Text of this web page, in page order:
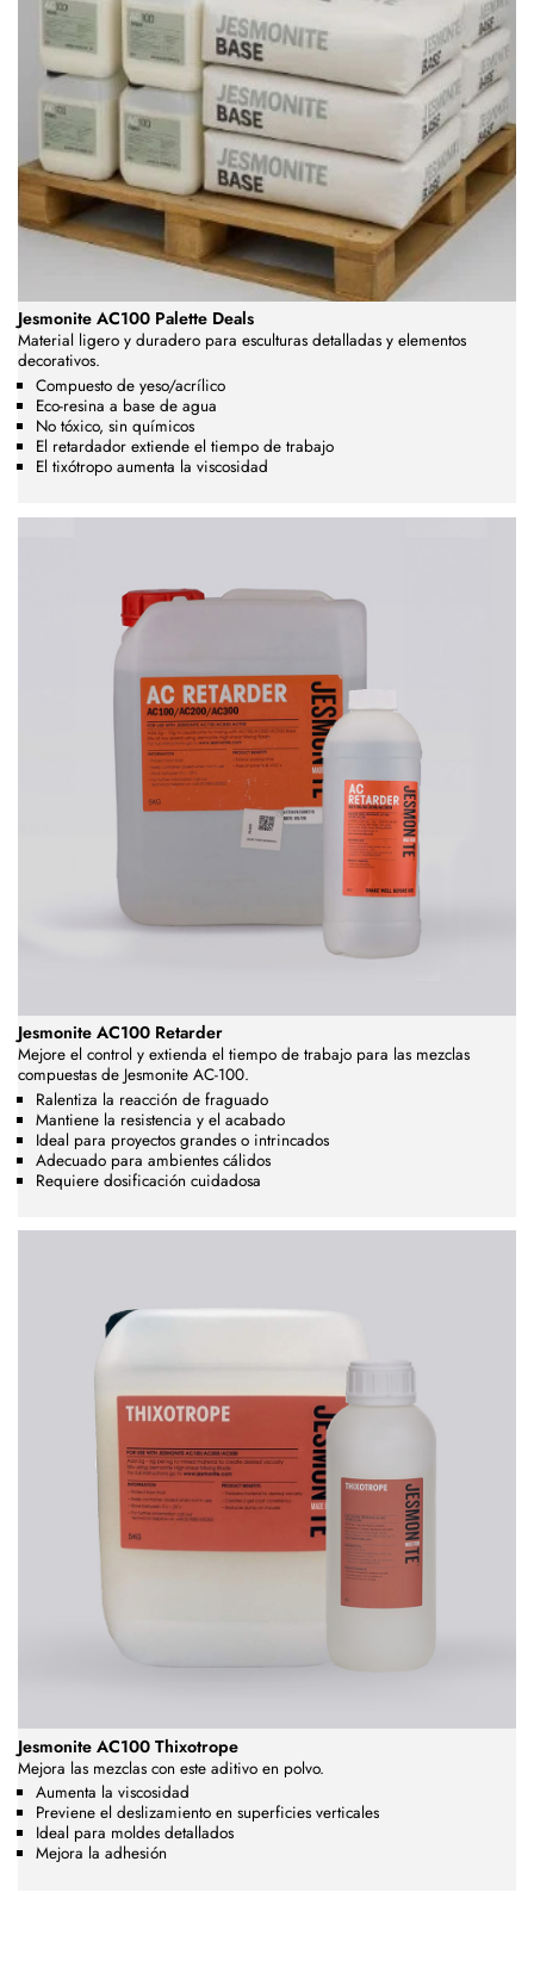
Jesmonite AC100 Palette Deals
Material ligero y duradero para esculturas detalladas y elementos
decorativos.
Compuesto de yeso/acrílico
Eco-resina a base de agua
No tóxico, sin químicos
El retardador extiende el tiempo de trabajo
El tixótropo aumenta la viscosidad
Jesmonite AC100 Retarder
Mejore el control y extienda el tiempo de trabajo para las mezclas
compuestas de Jesmonite AC-100.
Ralentiza la reacción de fraguado
Mantiene la resistencia y el acabado
Ideal para proyectos grandes o intrincados
Adecuado para ambientes cálidos
Requiere dosificación cuidadosa
Jesmonite AC100 Thixotrope
Mejora las mezclas con este aditivo en polvo.
Aumenta la viscosidad
Previene el deslizamiento en superficies verticales
Ideal para moldes detallados
Mejora la adhesión